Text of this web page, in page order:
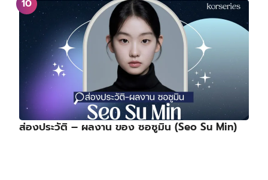
ส่องประวัติ – ผลงาน ของ ซอซูมิน (Seo Su Min)